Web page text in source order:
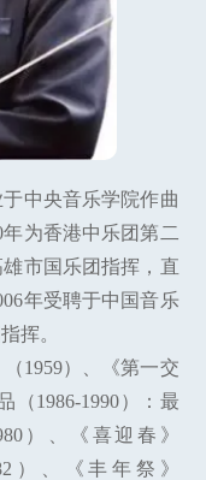
中央音乐学院作曲
年为香港中乐团第二
市国乐团指挥，直
年受聘于中国音乐
挥。
1959）、《第一交
（1986-1990）：最
）、《喜迎春》
）、《丰年祭》